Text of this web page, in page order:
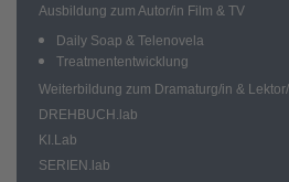
Ausbildung zum Autor/in Film & TV
Daily Soap & Telenovela
Treatmententwicklung
Weiterbildung zum Dramaturg/in &
DREHBUCH.lab
KI.Lab
SERIEN.lab